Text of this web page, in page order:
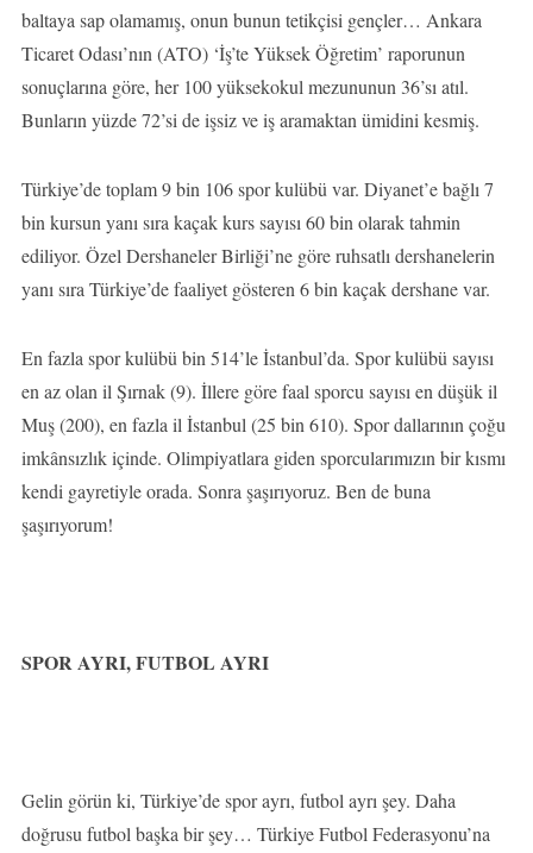
baltaya sap olamamış, onun bunun tetikçisi gençler… Ankara
Ticaret Odası’nın (ATO) ‘İş’te Yüksek Öğretim’ raporunun
sonuçlarına göre, her 100 yüksekokul mezununun 36’sı atıl.
Bunların yüzde 72’si de işsiz ve iş aramaktan ümidini kesmiş.
Türkiye’de toplam 9 bin 106 spor kulübü var. Diyanet’e bağlı 7
bin kursun yanı sıra kaçak kurs sayısı 60 bin olarak tahmin
ediliyor. Özel Dershaneler Birliği’ne göre ruhsatlı dershanelerin
yanı sıra Türkiye’de faaliyet gösteren 6 bin kaçak dershane var.
En fazla spor kulübü bin 514’le İstanbul’da. Spor kulübü sayısı
en az olan il Şırnak (9). İllere göre faal sporcu sayısı en düşük il
Muş (200), en fazla il İstanbul (25 bin 610). Spor dallarının çoğu
imkânsızlık içinde. Olimpiyatlara giden sporcularımızın bir kısmı
kendi gayretiyle orada. Sonra şaşırıyoruz. Ben de buna
şaşırıyorum!
SPOR AYRI, FUTBOL AYRI
Gelin görün ki, Türkiye’de spor ayrı, futbol ayrı şey. Daha
doğrusu futbol başka bir şey… Türkiye Futbol Federasyonu’na